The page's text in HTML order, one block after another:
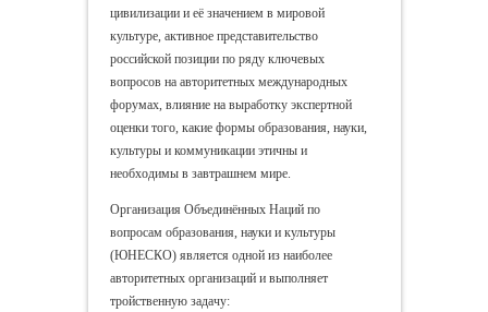
цивилизации и её значением в мировой
культуре, активное представительство
российской позиции по ряду ключевых
вопросов на авторитетных международных
форумах, влияние на выработку экспертной
оценки того, какие формы образования, науки,
культуры и коммуникации этичны и
необходимы в завтрашнем мире.
Организация Объединённых Наций по
вопросам образования, науки и культуры
(ЮНЕСКО) является одной из наиболее
авторитетных организаций и выполняет
тройственную задачу: